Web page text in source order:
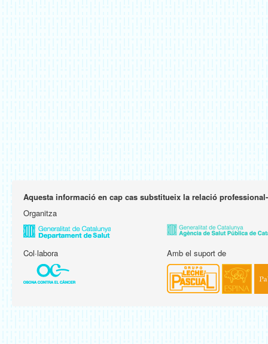
Aquesta informació en cap cas substitueix la relació
Organitza
Col·labora Amb el suport de